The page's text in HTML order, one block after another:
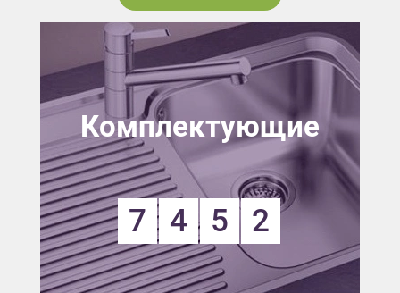
Комплектующие
7 4 5 2